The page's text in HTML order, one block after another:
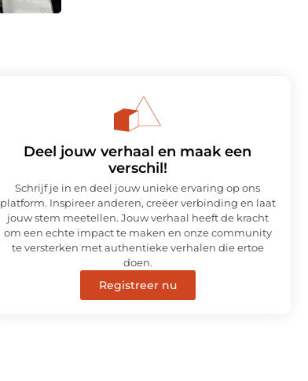
Deel jouw verhaal en maak een
verschil!
Schrijf je in en deel jouw unieke ervaring op ons
platform. Inspireer anderen, creëer verbinding en laat
jouw stem meetellen. Jouw verhaal heeft de kracht
om een echte impact te maken en onze community
te versterken met authentieke verhalen die ertoe
doen.
Registreer nu